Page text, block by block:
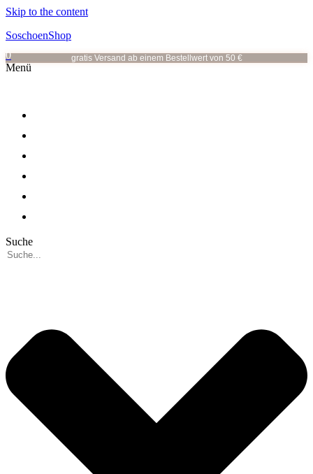
Skip to the content
SoschoenShop
gratis Versand ab einem Bestellwert von 50 €
0
Menü
Suche